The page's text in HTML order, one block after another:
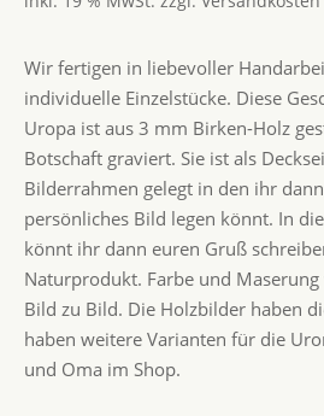
Wir fertigen in liebevoller
individuelle Einzelstücke. Diese
Uropa ist aus 3 mm Birken-Holz
Botschaft graviert. Sie ist als
Bilderrahmen gelegt in den ihr
persönliches Bild legen könnt. In
könnt ihr dann euren Gruß
Naturprodukt. Farbe und
Bild zu Bild. Die Holzbilder haben
haben weitere Varianten für die
und Oma im Shop.